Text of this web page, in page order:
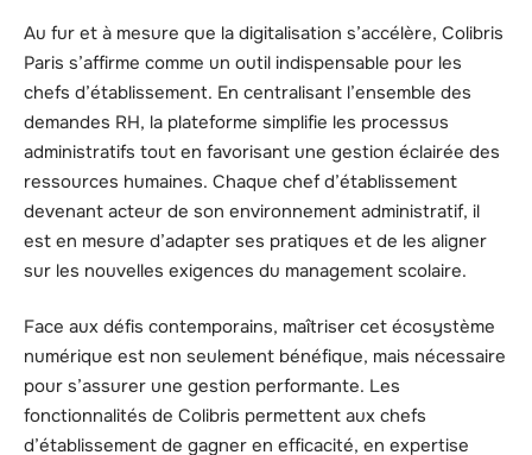
Au fur et à mesure que la digitalisation s’accélère, Colibris
Paris s’affirme comme un outil indispensable pour les
chefs d’établissement. En centralisant l’ensemble des
demandes RH, la plateforme simplifie les processus
administratifs tout en favorisant une gestion éclairée des
ressources humaines. Chaque chef d’établissement
devenant acteur de son environnement administratif, il
est en mesure d’adapter ses pratiques et de les aligner
sur les nouvelles exigences du management scolaire.
Face aux défis contemporains, maîtriser cet écosystème
numérique est non seulement bénéfique, mais nécessaire
pour s’assurer une gestion performante. Les
fonctionnalités de Colibris permettent aux chefs
d’établissement de gagner en efficacité, en expertise